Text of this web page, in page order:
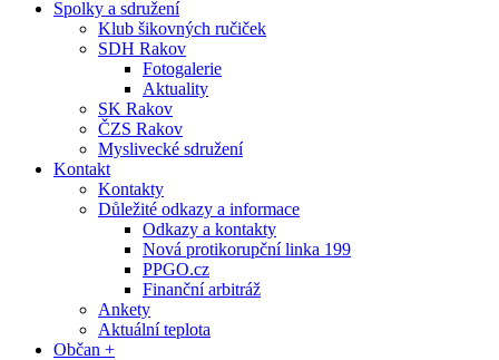
Spolky a sdružení
Klub šikovných ručiček
SDH Rakov
Fotogalerie
Aktuality
SK Rakov
ČZS Rakov
Myslivecké sdružení
Kontakt
Kontakty
Důležité odkazy a informace
Odkazy a kontakty
Nová protikorupční linka 199
PPGO.cz
Finanční arbitráž
Ankety
Aktuální teplota
Občan +